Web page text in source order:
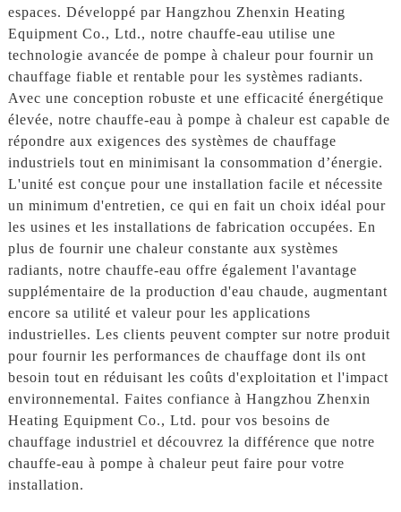
espaces. Développé par Hangzhou Zhenxin Heating
Equipment Co., Ltd., notre chauffe-eau utilise une
technologie avancée de pompe à chaleur pour fournir un
chauffage fiable et rentable pour les systèmes radiants.
Avec une conception robuste et une efficacité énergétique
élevée, notre chauffe-eau à pompe à chaleur est capable de
répondre aux exigences des systèmes de chauffage
industriels tout en minimisant la consommation d’énergie.
L'unité est conçue pour une installation facile et nécessite
un minimum d'entretien, ce qui en fait un choix idéal pour
les usines et les installations de fabrication occupées. En
plus de fournir une chaleur constante aux systèmes
radiants, notre chauffe-eau offre également l'avantage
supplémentaire de la production d'eau chaude, augmentant
encore sa utilité et valeur pour les applications
industrielles. Les clients peuvent compter sur notre produit
pour fournir les performances de chauffage dont ils ont
besoin tout en réduisant les coûts d'exploitation et l'impact
environnemental. Faites confiance à Hangzhou Zhenxin
Heating Equipment Co., Ltd. pour vos besoins de
chauffage industriel et découvrez la différence que notre
chauffe-eau à pompe à chaleur peut faire pour votre
installation.